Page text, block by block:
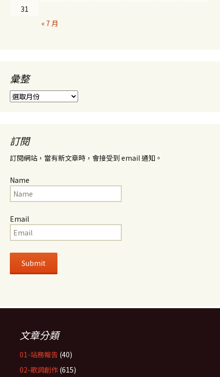
31
« 7 月
彙整
彙
整
訂閱
訂閱網站，當有新文章時，會接受到 email 通知。
Name
Email
文章分類
01-站務報告 (40)
02-歌詞創作 (615)